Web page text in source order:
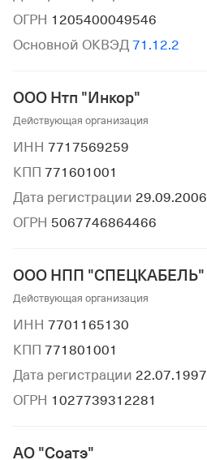
ОГРН 1205400049546
Основной ОКВЭД 71.12.2
ООО Нтп "Инкор"
Действующая организация
ИНН 7717569259
КПП 771601001
Дата регистрации 29.09.2006
ОГРН 5067746864466
ООО НПП "СПЕЦКАБЕЛЬ"
Действующая организация
ИНН 7701165130
КПП 771801001
Дата регистрации 22.07.1997
ОГРН 1027739312281
АО "Соатэ"